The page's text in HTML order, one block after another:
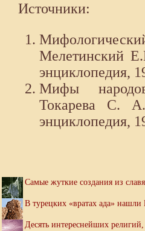
Источники:
Мелетинский
энциклопедия,
Мифы
Токарева С.
энциклопедия,
Самые жуткие создания из
В турецких «вратах ада» нашли
Десять интереснейших